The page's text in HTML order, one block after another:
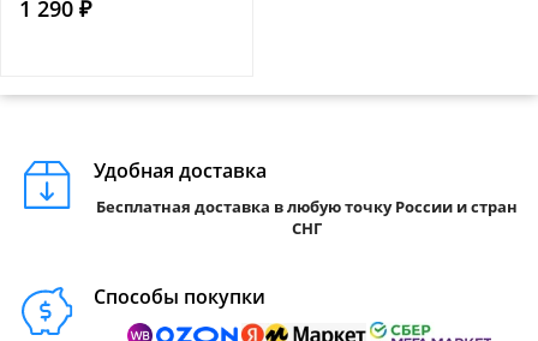
1 290 ₽
Удобная доставка
Бесплатная доставка в любую точку России и стран
СНГ
Способы покупки